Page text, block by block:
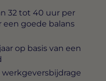
32 tot 40 uur per
goede balans
op basis van een